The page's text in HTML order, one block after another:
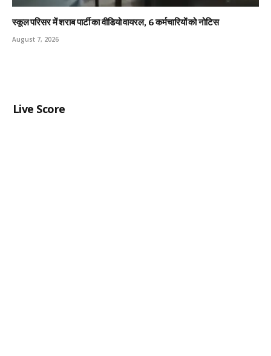
स्कूल परिसर में शराब पार्टी का वीडियो वायरल, 6 कर्मचारियों को नोटिस
August 7, 2026
Live Score